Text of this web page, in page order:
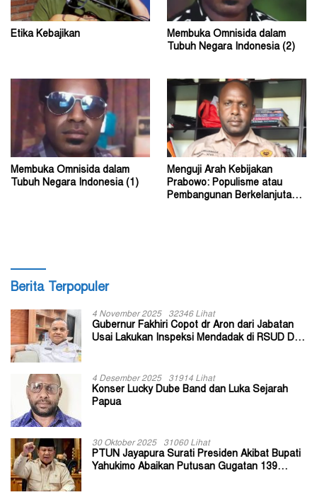
Etika Kebajikan
Membuka Omnisida dalam
Tubuh Negara Indonesia (2)
Membuka Omnisida dalam
Tubuh Negara Indonesia (1)
Menguji Arah Kebijakan
Prabowo: Populisme atau
Pembangunan Berkelanjutan?
Berita Terpopuler
4 November 2025 32346 Lihat
Gubernur Fakhiri Copot dr Aron dari Jabatan
Usai Lakukan Inspeksi Mendadak di RSUD Dok
4 Desember 2025 31914 Lihat
Konser Lucky Dube Band dan Luka Sejarah
Papua
30 Oktober 2025 31060 Lihat
PTUN Jayapura Surati Presiden Akibat Bupati
Yahukimo Abaikan Putusan Gugatan 139